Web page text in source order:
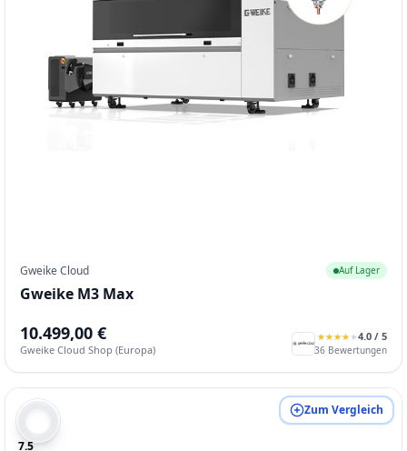
Gweike Cloud Auf Lager
Gweike M3 Max
10.499,00 €
Gweike Cloud Shop (Europa)
★
★★
★★
★★
★ ★
★4.0 / 5
36 Bewertungen
7.5
Zum Vergleich